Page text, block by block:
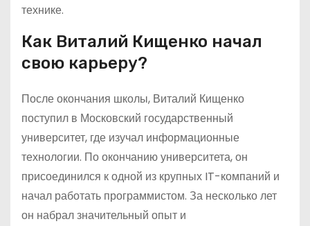
технике.
Как Виталий Кищенко начал
свою карьеру?
После окончания школы, Виталий Кищенко
поступил в Московский государственный
университет, где изучал информационные
технологии. По окончанию университета, он
присоединился к одной из крупных IT-компаний и
начал работать программистом. За несколько лет
он набрал значительный опыт и